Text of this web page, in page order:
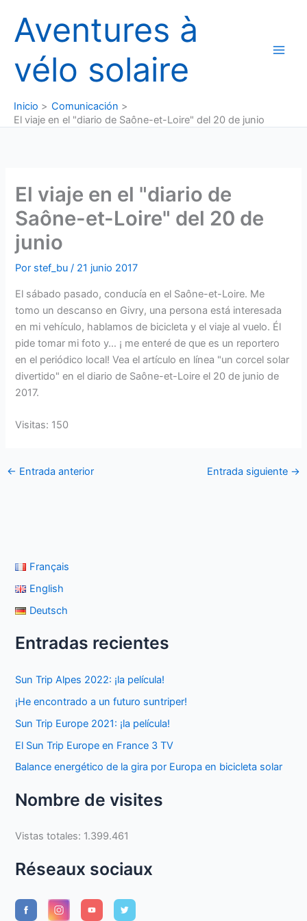
contenido
Aventures à
vélo solaire
Inicio
Comunicación
El viaje en el "diario de Saône-et-Loire" del 20 de junio
El viaje en el "diario de
Saône-et-Loire" del 20 de
junio
Por stef_bu/ 21 junio 2017
El sábado pasado, conducía en el Saône-et-Loire. Me
tomo un descanso en Givry, una persona está interesada
en mi vehículo, hablamos de bicicleta y el viaje al vuelo. Él
pide tomar mi foto y… ¡ me enteré de que es un reportero
en el periódico local! Vea el artículo en línea "un corcel solar
divertido" en el diario de Saône-et-Loire el 20 de junio de
2017.
Visitas: 150
← Entrada anterior Entrada siguiente →
Français
English
Deutsch
Entradas recientes
Sun Trip Alpes 2022: ¡la película!
¡He encontrado a un futuro suntriper!
Sun Trip Europe 2021: ¡la película!
El Sun Trip Europe en France 3 TV
Balance energético de la gira por Europa en bicicleta solar
Nombre de visites
Vistas totales: 1.399.461
Réseaux sociaux